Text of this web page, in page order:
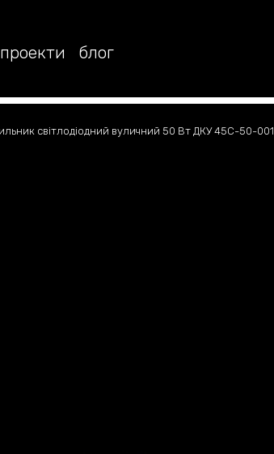
проекти блог
світлодіодний вуличний 50 Вт ДКУ 45С-50-001